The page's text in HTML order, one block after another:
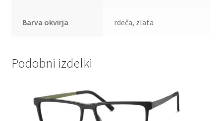
Barva okvirja rdeča, zlata
Podobni izdelki